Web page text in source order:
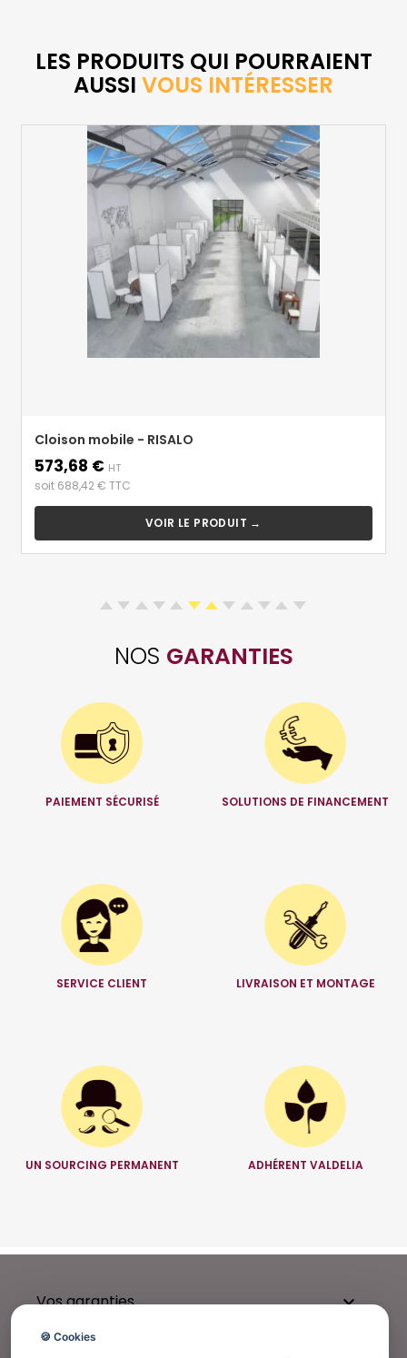
LES PRODUITS QUI POURRAIENT
AUSSI VOUS INTÉRESSER
Cloison mobile - RISALO
Prix
573,68 € HT
soit 688,42 € TTC
VOIR LE PRODUIT →
NOS GARANTIES
PAIEMENT SÉCURISÉ SOLUTIONS DE FINANCEMENT
SERVICE CLIENT LIVRAISON ET MONTAGE
UN SOURCING PERMANENT ADHÉRENT VALDELIA
Vos garanties 
🍪 Cookies